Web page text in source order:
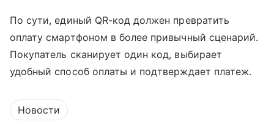
По сути, единый QR-код должен превратить
оплату смартфоном в более привычный сценарий.
Покупатель сканирует один код, выбирает
удобный способ оплаты и подтверждает платеж.
Новости